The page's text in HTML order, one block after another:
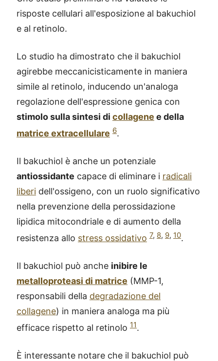
risposte cellulari all'esposizione al bakuchiol
e al retinolo.
Lo studio ha dimostrato che il bakuchiol
agirebbe meccanicisticamente in maniera
simile al retinolo, inducendo un'analoga
regolazione dell'espressione genica con
stimolo sulla sintesi di collagene e della
matrice extracellulare 6.
Il bakuchiol è anche un potenziale
antiossidante capace di eliminare i radicali
liberi dell'ossigeno, con un ruolo significativo
nella prevenzione della perossidazione
lipidica mitocondriale e di aumento della
resistenza allo stress ossidativo 7, 8, 9, 10.
Il bakuchiol può anche inibire le
metalloproteasi di matrice (MMP-1,
responsabili della degradazione del
collagene) in maniera analoga ma più
efficace rispetto al retinolo 11.
È interessante notare che il bakuchiol può